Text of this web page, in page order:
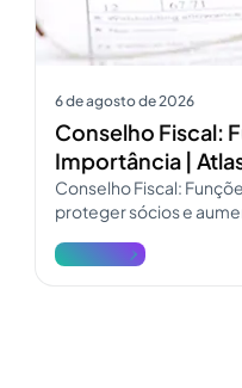
6 de agosto de 2026
Conselho Fiscal:
Importância |
Conselho Fiscal:
proteger sócios e
e atualize a fiscalização.
Ver mais